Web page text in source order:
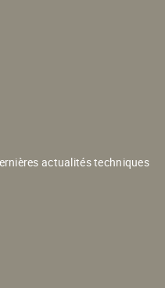
actualités techniques